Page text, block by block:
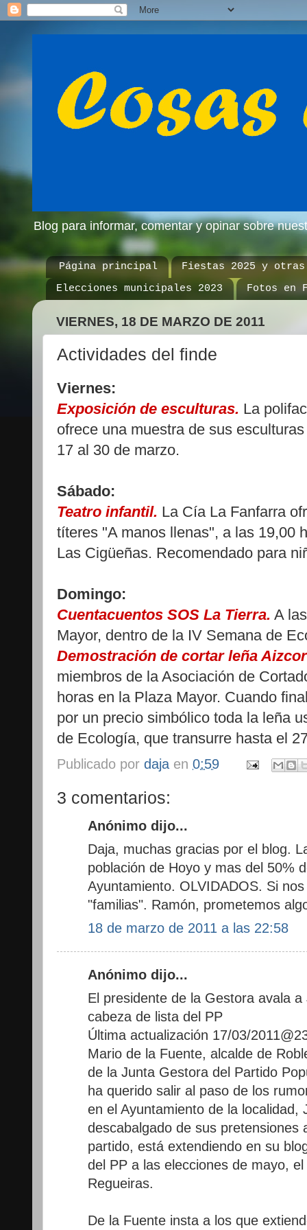
Blog para informar, comentar y opinar sobre
Página principal
Fiestas 2025 y otras
Elecciones municipales 2023
Fotos en
VIERNES, 18 DE MARZO DE 2011
Actividades del finde
Viernes:
Exposición de esculturas. La
ofrece una muestra de sus
17 al 30 de marzo.
Sábado:
Teatro infantil. La Cía La Fanfarra
títeres "A manos llenas", a las 19,00
Las Cigüeñas. Recomendado para
Domingo:
Cuentacuentos SOS La Tierra. A
Mayor, dentro de la IV Semana de
Demostración de cortar leña
miembros de la Asociación de
horas en la Plaza Mayor. Cuando
por un precio simbólico toda la leña
de Ecología, que transurre hasta el
Publicado por daja en 0:59
3 comentarios:
Anónimo dijo...
Daja, muchas gracias por el blog.
población de Hoyo y mas del 50%
Ayuntamiento. OLVIDADOS. Si
"familias". Ramón, prometemos
18 de marzo de 2011 a las 22:58
Anónimo dijo...
El presidente de la Gestora avala
cabeza de lista del PP
Última actualización 17/03/
Mario de la Fuente, alcalde de
de la Junta Gestora del Partido
ha querido salir al paso de los
en el Ayuntamiento de la localidad,
descabalgado de sus pretensiones
partido, está extendiendo en su
del PP a las elecciones de mayo,
Regueiras.
De la Fuente insta a los que